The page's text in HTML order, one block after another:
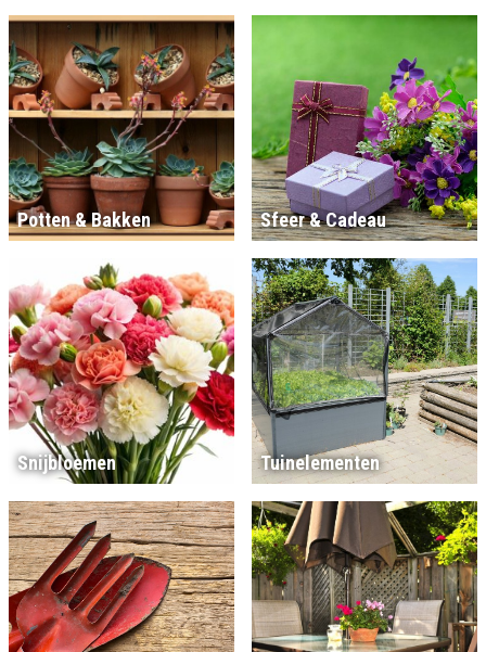
Potten & Bakken Sfeer & Cadeau
Snijbloemen Tuinelementen